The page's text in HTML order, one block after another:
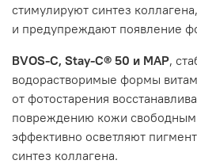
стимулируют синтез
и предупреждают появление
BVOS-C, Stay-C® 50 и МАР,
водорастворимые формы
от фотостарения
повреждению кожи
эффективно осветляют
синтез коллагена.